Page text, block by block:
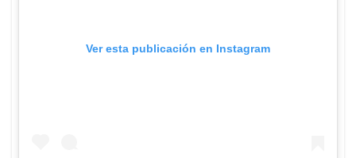
Ver esta publicación en Instagram